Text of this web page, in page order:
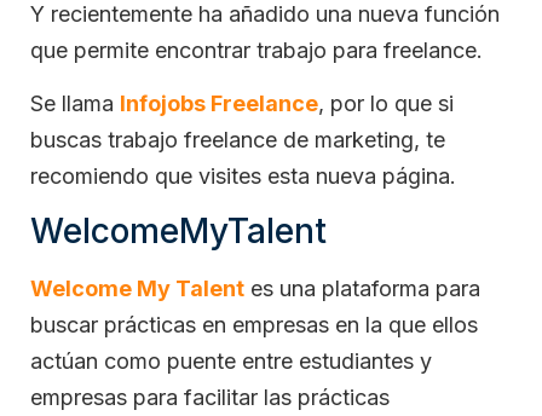
Y recientemente ha añadido una nueva función
que permite encontrar trabajo para freelance.
Se llama Infojobs Freelance, por lo que si
buscas trabajo freelance de marketing, te
recomiendo que visites esta nueva página.
WelcomeMyTalent
Welcome My Talent es una plataforma para
buscar prácticas en empresas en la que ellos
actúan como puente entre estudiantes y
empresas para facilitar las prácticas